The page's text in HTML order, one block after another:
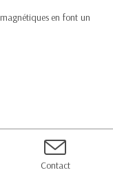
en font un
Contact